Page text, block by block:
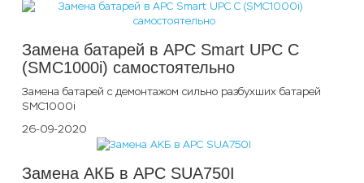
Замена батарей в APC Smart UPC С
(SMC1000i) самостоятельно
Замена батарей с демонтажом сильно разбухших батарей
SMC1000i
26-09-2020
Замена АКБ в APC SUA750I